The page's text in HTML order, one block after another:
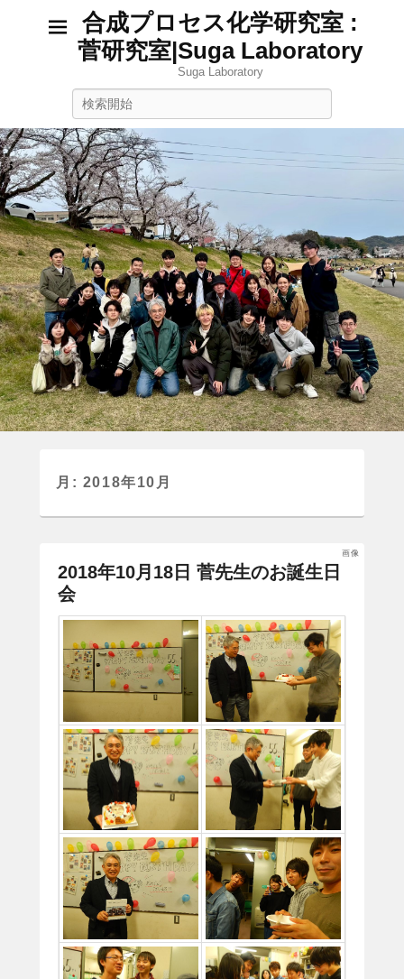
合成プロセス化学研究室 :
菅研究室|Suga Laboratory
Suga Laboratory
月: 2018年10月
2018年10月18日 菅先生のお誕生日
会
画像